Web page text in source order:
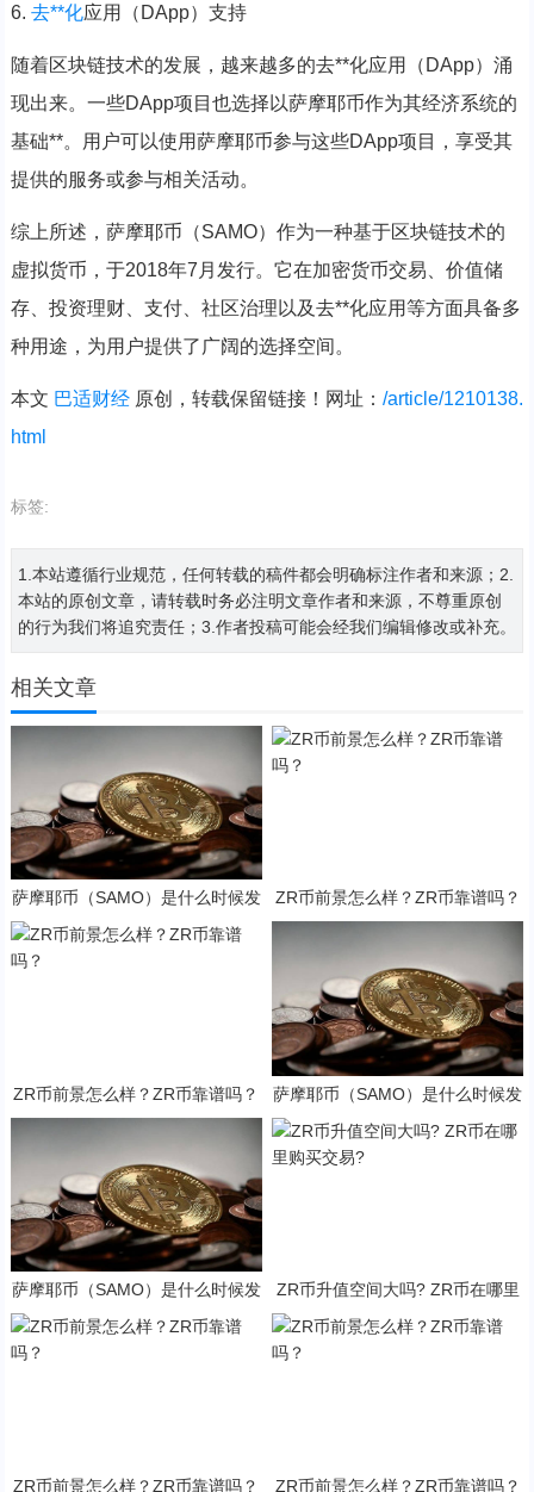
6. 去**化应用（DApp）支持
随着区块链技术的发展，越来越多的去**化应用（DApp）涌
现出来。一些DApp项目也选择以萨摩耶币作为其经济系统的
基础**。用户可以使用萨摩耶币参与这些DApp项目，享受其
提供的服务或参与相关活动。
综上所述，萨摩耶币（SAMO）作为一种基于区块链技术的
虚拟货币，于2018年7月发行。它在加密货币交易、价值储
存、投资理财、支付、社区治理以及去**化应用等方面具备多
种用途，为用户提供了广阔的选择空间。
本文 巴适财经原创，转载保留链接！网址： /article/1210138.
html
标签:
1.本站遵循行业规范，任何转载的稿件都会明确标注作者和来源；2.
本站的原创文章，请转载时务必注明文章作者和来源，不尊重原创
的行为我们将追究责任；3.作者投稿可能会经我们编辑修改或补充。
相关文章
萨摩耶币（SAMO）是什么时候发
行的？SAMO币可以做什么？
ZR币前景怎么样？ZR币靠谱吗？
ZR币前景怎么样？ZR币靠谱吗？
萨摩耶币（SAMO）是什么时候发
萨摩耶币（SAMO）是什么时候发
行的？SAMO币可以做什么？
ZR币升值空间大吗? ZR币在哪里
ZR币前景怎么样？ZR币靠谱吗？ ZR币前景怎么样？ZR币靠谱吗？